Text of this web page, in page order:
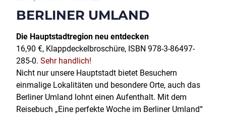
BERLINER UMLAND
Die Hauptstadtregion neu entdecken
16,90 €, Klappdeckelbroschüre, ISBN 978-3-86497-
285-0.Sehr handlich!
Nicht nur unsere Hauptstadt bietet Besuchern
einmalige Lokalitäten und besondere Orte, auch das
Berliner Umland lohnt einen Aufenthalt. Mit dem
Reisebuch „Eine perfekte Woche im Berliner Umland“